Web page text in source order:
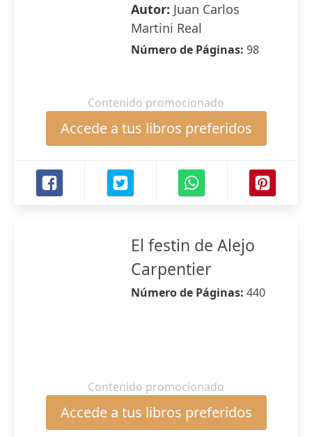
Autor: Juan Carlos
Martini Real
Número de Páginas: 98
Contenido promocionado
Accede a tus libros preferidos
El festin de Alejo
Carpentier
Número de Páginas: 440
Contenido promocionado
Accede a tus libros preferidos